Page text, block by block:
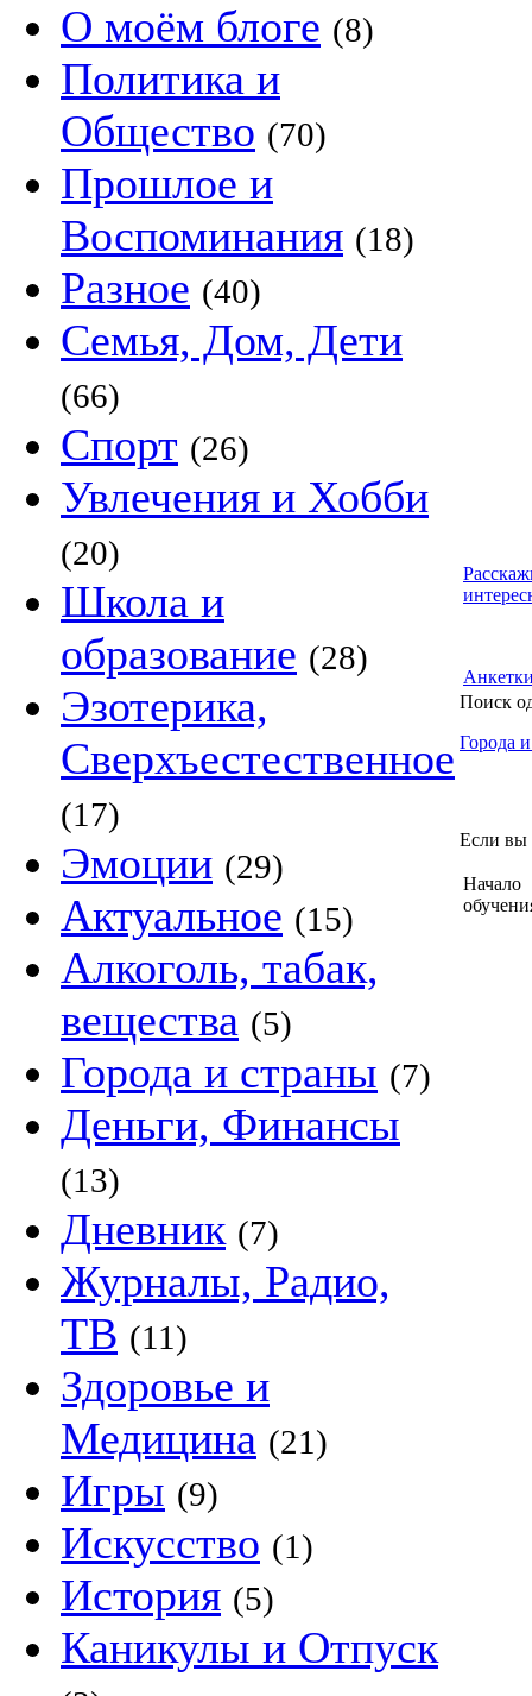
О моём блоге (8)
Политика и
Общество (70)
Прошлое и
Воспоминания (18)
Разное (40)
Семья, Дом, Дети
(66)
Спорт (26)
Увлечения и Хобби
(20)
Школа и
образование (28)
Эзотерика,
Сверхъестественное
(17)
Эмоции (29)
Актуальное (15)
Алкоголь, табак,
вещества (5)
Города и страны (7)
Деньги, Финансы
(13)
Дневник (7)
Журналы, Радио,
ТВ (11)
Здоровье и
Медицина (21)
Игры (9)
Искусство (1)
История (5)
Каникулы и Отпуск
Поиск
Города
Если вы
Начало